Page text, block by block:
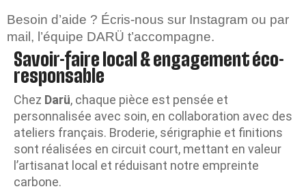
Besoin d’aide ? Écris-nous sur Instagram ou par
mail, l’équipe DARÜ t’accompagne.
Savoir-faire local & engagement éco-
responsable
Chez Darü, chaque pièce est pensée et
personnalisée avec soin, en collaboration avec des
ateliers français. Broderie, sérigraphie et finitions
sont réalisées en circuit court, mettant en valeur
l’artisanat local et réduisant notre empreinte
carbone.